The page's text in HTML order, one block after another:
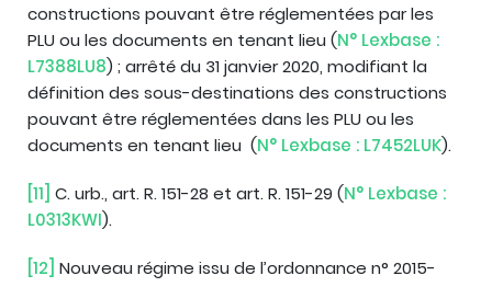
constructions pouvant être réglementées par les
PLU ou les documents en tenant lieu (N° Lexbase :
L7388LU8) ; arrêté du 31 janvier 2020, modifiant la
définition des sous-destinations des constructions
pouvant être réglementées dans les PLU ou les
documents en tenant lieu (N° Lexbase : L7452LUK).
[11] C. urb., art. R. 151-28 et art. R. 151-29 (N° Lexbase :
L0313KWI).
[12] Nouveau régime issu de l’ordonnance n° 2015-